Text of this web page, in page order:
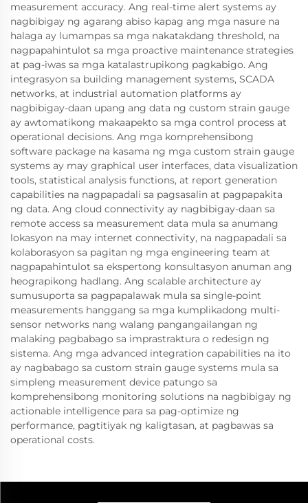
measurement accuracy. Ang real-time alert systems ay
nagbibigay ng agarang abiso kapag ang mga nasure na
halaga ay lumampas sa mga nakatakdang threshold, na
nagpapahintulot sa mga proactive maintenance strategies
at pag-iwas sa mga katalastrupikong pagkabigo. Ang
integrasyon sa building management systems, SCADA
networks, at industrial automation platforms ay
nagbibigay-daan upang ang data ng custom strain gauge
ay awtomatikong makaapekto sa mga control process at
operational decisions. Ang mga komprehensibong
software package na kasama ng mga custom strain gauge
systems ay may graphical user interfaces, data visualization
tools, statistical analysis functions, at report generation
capabilities na nagpapadali sa pagsasalin at pagpapakita
ng data. Ang cloud connectivity ay nagbibigay-daan sa
remote access sa measurement data mula sa anumang
lokasyon na may internet connectivity, na nagpapadali sa
kolaborasyon sa pagitan ng mga engineering team at
nagpapahintulot sa ekspertong konsultasyon anuman ang
heograpikong hadlang. Ang scalable architecture ay
sumusuporta sa pagpapalawak mula sa single-point
measurements hanggang sa mga kumplikadong multi-
sensor networks nang walang pangangailangan ng
malaking pagbabago sa imprastraktura o redesign ng
sistema. Ang mga advanced integration capabilities na ito
ay nagbabago sa custom strain gauge systems mula sa
simpleng measurement device patungo sa
komprehensibong monitoring solutions na nagbibigay ng
actionable intelligence para sa pag-optimize ng
performance, pagtitiyak ng kaligtasan, at pagbawas sa
operational costs.